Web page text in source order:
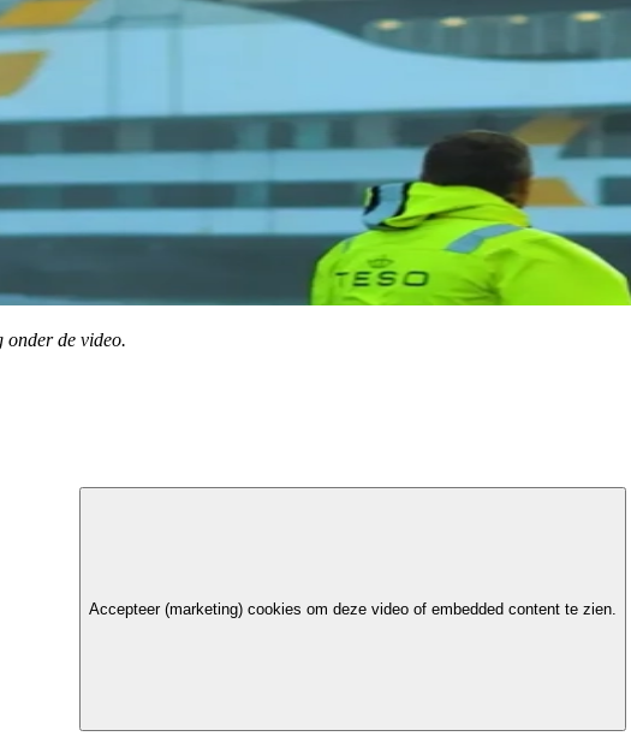
onder de video.
Accepteer (marketing) cookies om deze video of embedded content te zien.